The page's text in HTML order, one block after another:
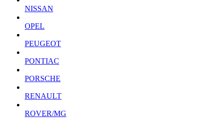
NISSAN
OPEL
PEUGEOT
PONTIAC
PORSCHE
RENAULT
ROVER/MG